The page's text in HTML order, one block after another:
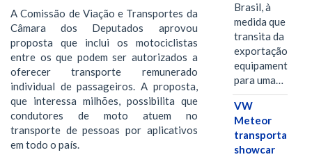
A Comissão de Viação e Transportes da
Câmara dos Deputados aprovou
proposta que inclui os motociclistas
entre os que podem ser autorizados a
oferecer transporte remunerado
individual de passageiros. A proposta,
que interessa milhões, possibilita que
condutores de moto atuem no
transporte de pessoas por aplicativos
em todo o país.
Brasil, à
medida que
transita da
exportação de
equipamentos
para uma…
VW
Meteor
transporta
showcar